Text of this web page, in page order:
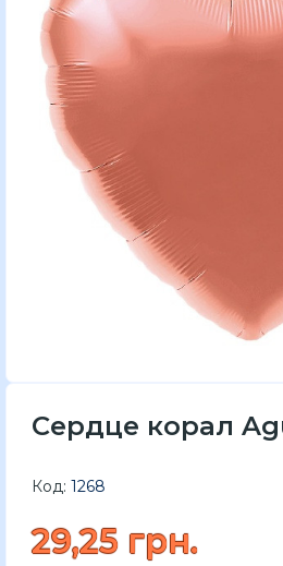
Сердце корал
Код: 1268
29,25 грн.